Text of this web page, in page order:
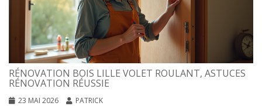
RÉNOVATION BOIS LILLE VOLET ROULANT, ASTUCES
RÉNOVATION RÉUSSIE
23 MAI 2026 PATRICK